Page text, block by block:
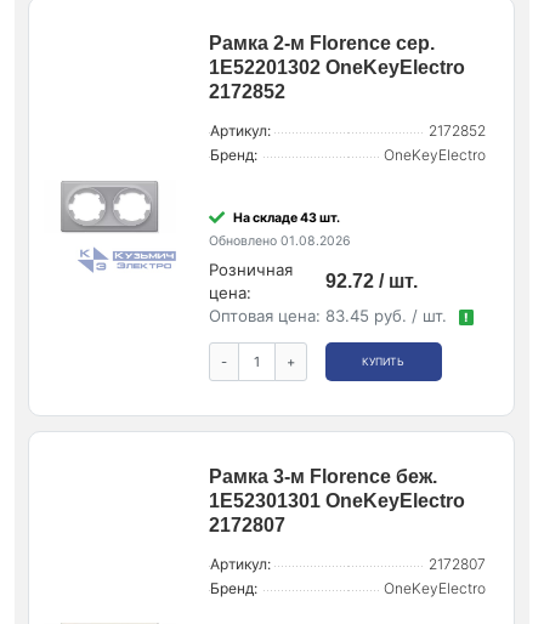
Рамка 2-м Florence сер.
1E52201302 OneKeyElectro
2172852
Артикул:
2172852
Бренд:
OneKeyElectro
На складе 43 шт.
Обновлено 01.08.2026
Розничная
цена:
92.72 / шт.
Оптовая цена: 83.45 руб. / шт. !
- + КУПИТЬ
Рамка 3-м Florence беж.
1E52301301 OneKeyElectro
2172807
Артикул:
2172807
Бренд:
OneKeyElectro